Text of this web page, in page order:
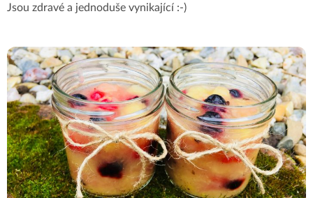
Jsou zdravé a jednoduše vynikající :-)